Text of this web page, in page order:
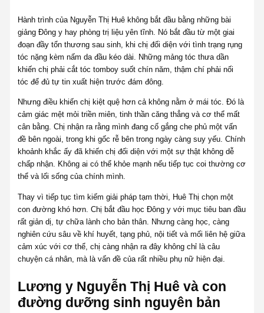
Hành trình của Nguyễn Thị Huê không bắt đầu bằng những bài
giảng Đông y hay phòng trị liệu yên tĩnh. Nó bắt đầu từ một giai
đoạn đầy tổn thương sau sinh, khi chị đối diện với tình trạng rụng
tóc nặng kèm nấm da đầu kéo dài. Những mảng tóc thưa dần
khiến chị phải cắt tóc tomboy suốt chín năm, thậm chí phải nối
tóc để đủ tự tin xuất hiện trước đám đông.
Nhưng điều khiến chị kiệt quệ hơn cả không nằm ở mái tóc. Đó là
cảm giác mệt mỏi triền miên, tinh thần căng thẳng và cơ thể mất
cân bằng. Chị nhận ra rằng mình đang cố gắng che phủ một vấn
đề bên ngoài, trong khi gốc rễ bên trong ngày càng suy yếu. Chính
khoảnh khắc ấy đã khiến chị đối diện với một sự thật không dễ
chấp nhận. Không ai có thể khỏe mạnh nếu tiếp tục coi thường cơ
thể và lối sống của chính mình.
Thay vì tiếp tục tìm kiếm giải pháp tạm thời, Huê Thị chọn một
con đường khó hơn. Chị bắt đầu học Đông y với mục tiêu ban đầu
rất giản dị, tự chữa lành cho bản thân. Nhưng càng học, càng
nghiên cứu sâu về khí huyết, tạng phủ, nội tiết và mối liên hệ giữa
cảm xúc với cơ thể, chị càng nhận ra đây không chỉ là câu
chuyện cá nhân, mà là vấn đề của rất nhiều phụ nữ hiện đại.
Lương y Nguyễn Thị Huê và con
đường dưỡng sinh nguyên bản